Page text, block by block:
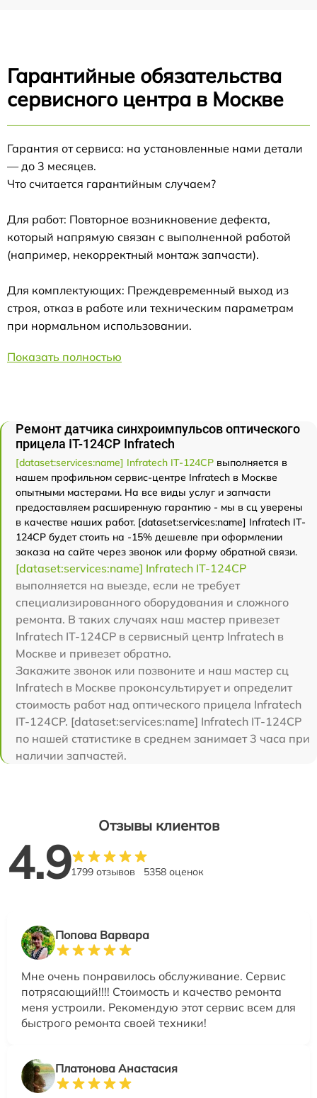
Гарантийные обязательства
сервисного центра в Москве
Гарантия от сервиса: на установленные нами детали
— до 3 месяцев.
Что считается гарантийным случаем?
Для работ: Повторное возникновение дефекта,
который напрямую связан с выполненной работой
(например, некорректный монтаж запчасти).
Для комплектующих: Преждевременный выход из
строя, отказ в работе или техническим параметрам
при нормальном использовании.
Показать полностью
Ремонт датчика синхроимпульсов оптического
прицела IT-124CP Infratech
[dataset:services:name] Infratech IT-124CP выполняется в
нашем профильном сервис-центре Infratech в Москве
опытными мастерами. На все виды услуг и запчасти
предоставляем расширенную гарантию - мы в сц уверены
в качестве наших работ. [dataset:services:name] Infratech IT-
124CP будет стоить на -15% дешевле при оформлении
заказа на сайте через звонок или форму обратной связи.
[dataset:services:name] Infratech IT-124CP
выполняется на выезде, если не требует
специализированного оборудования и сложного
ремонта. В таких случаях наш мастер привезет
Infratech IT-124CP в сервисный центр Infratech в
Москве и привезет обратно.
Закажите звонок или позвоните и наш мастер сц
Infratech в Москве проконсультирует и определит
стоимость работ над оптического прицела Infratech
IT-124CP. [dataset:services:name] Infratech IT-124CP
по нашей статистике в среднем занимает 3 часа при
наличии запчастей.
Отзывы клиентов
4.91799 отзывов 5358 оценок
Попова Варвара
Мне очень понравилось обслуживание. Сервис
потрясающий!!!! Стоимость и качество ремонта
меня устроили. Рекомендую этот сервис всем для
быстрого ремонта своей техники!
Платонова Анастасия